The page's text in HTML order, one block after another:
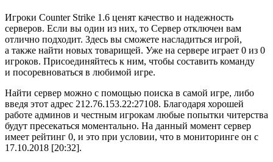
Игроки Counter Strike 1.6 ценят качество и надежность
серверов. Если вы один из них, то Сервер отключен вам
отлично подходит. Здесь вы сможете насладиться игрой,
а также найти новых товарищей. Уже на сервере играет 0 из 0
игроков. Присоединяйтесь к ним, чтобы составить команду
и посоревноваться в любимой игре.
Найти сервер можно с помощью поиска в самой игре, либо
введя этот адрес 212.76.153.22:27108. Благодаря хорошей
работе админов и честным игрокам любые попытки читерства
будут пресекаться моментально. На данный момент сервер
имеет рейтинг 0, и это при условии, что в мониторинге он с
17.10.2018 [20:32].